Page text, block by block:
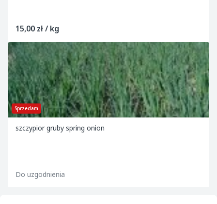
15,00 zł / kg
Sprzedam
szczypior gruby spring onion
Do uzgodnienia